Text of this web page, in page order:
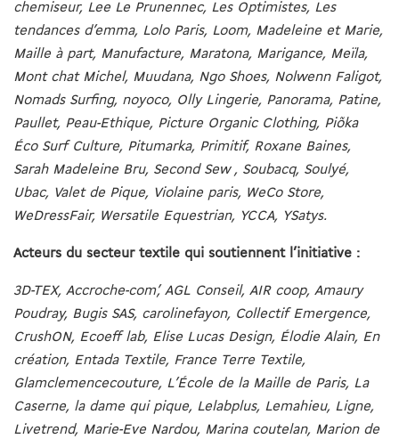
chemiseur, Lee Le Prunennec, Les Optimistes, Les
tendances d’emma, Lolo Paris, Loom, Madeleine et Marie,
Maille à part, Manufacture, Maratona, Marigance, Meïla,
Mont chat Michel, Muudana, Ngo Shoes, Nolwenn Faligot,
Nomads Surfing, noyoco, Olly Lingerie, Panorama, Patine,
Paullet, Peau-Ethique, Picture Organic Clothing, Piõka
Éco Surf Culture, Pitumarka, Primitif, Roxane Baines,
Sarah Madeleine Bru, Second Sew , Soubacq, Soulyé,
Ubac, Valet de Pique, Violaine paris, WeCo Store,
WeDressFair, Wersatile Equestrian, YCCA, YSatys.
Acteurs du secteur textile qui soutiennent l’initiative :
3D-TEX, Accroche-com’, AGL Conseil, AIR coop, Amaury
Poudray, Bugis SAS, carolinefayon, Collectif Emergence,
CrushON, Ecoeff lab, Elise Lucas Design, Élodie Alain, En
création, Entada Textile, France Terre Textile,
Glamclemencecouture, L’École de la Maille de Paris, La
Caserne, la dame qui pique, Lelabplus, Lemahieu, Ligne,
Livetrend, Marie-Eve Nardou, Marina coutelan, Marion de